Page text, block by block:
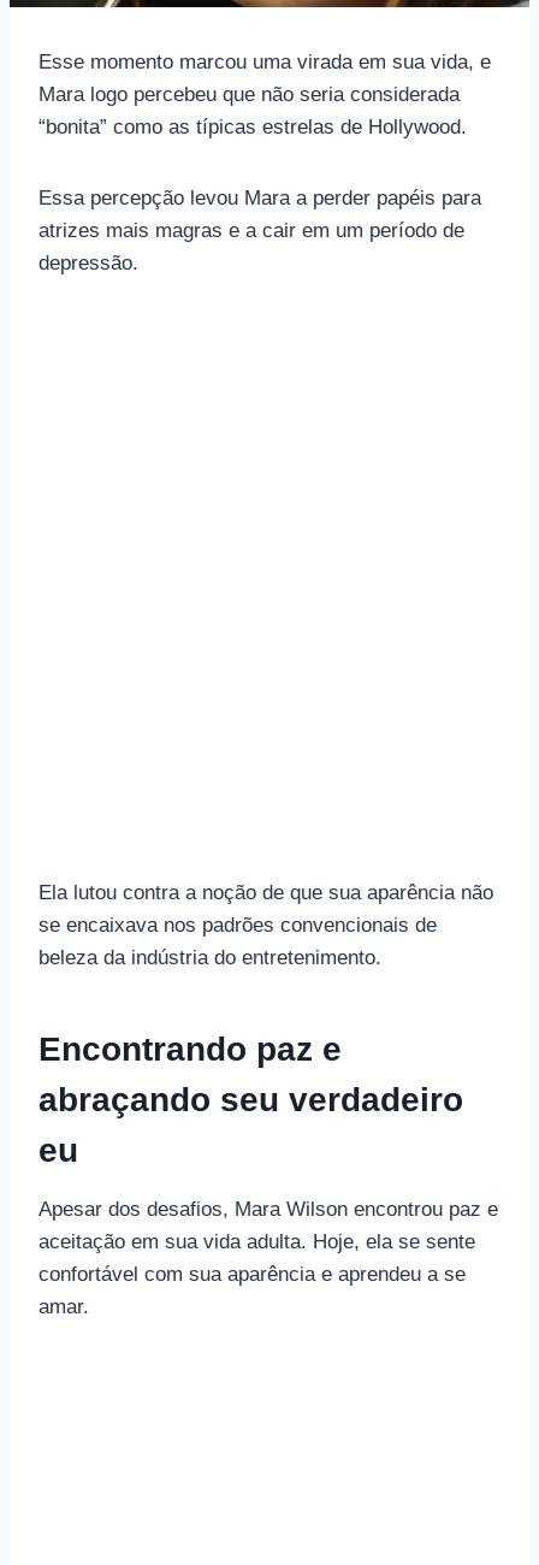
Esse momento marcou uma virada em sua vida, e
Mara logo percebeu que não seria considerada
“bonita” como as típicas estrelas de Hollywood.
Essa percepção levou Mara a perder papéis para
atrizes mais magras e a cair em um período de
depressão.
Ela lutou contra a noção de que sua aparência não
se encaixava nos padrões convencionais de
beleza da indústria do entretenimento.
Encontrando paz e
abraçando seu verdadeiro
eu
Apesar dos desafios, Mara Wilson encontrou paz e
aceitação em sua vida adulta. Hoje, ela se sente
confortável com sua aparência e aprendeu a se
amar.